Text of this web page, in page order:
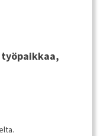
työpaikkaa,